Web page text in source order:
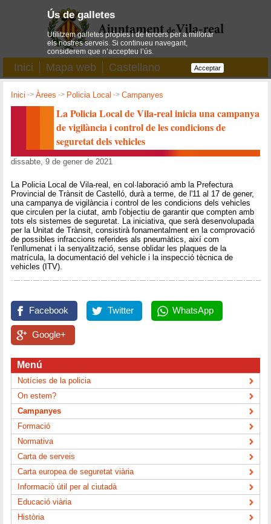
Inici Mapa web Castellano
Inici ->Àrees -> Policia Local ->Campanyes
La Policia Local de Vila-real inicia una campanya
de vigilància i control de les condicions de
seguretat dels vehicles
dissabte, 9 de gener de 2021
La Policia Local de Vila-real, en col·laboració amb la Prefectura
Provincial de Trànsit de Castelló, durà a terme, de l'11 al 17 de gener,
una campanya de vigilància i control de les condicions dels vehicles
que circulen per la ciutat, amb l'objectiu de garantir que compten amb
tots els sistemes de seguretat. La iniciativa, que serà desenvolupada
per la Unitat de Trànsit, consistirà fonamentalment en la comprovació
de possibles infraccions referides als pneumàtics, així com
l'enllumenat i la senyalització, sense oblidar les plaques de la
matrícula, la documentació del vehicle i la inspecció tècnica de
vehicles (ITV).
Facebook Twitter WhatsApp
Google+
Menú
Notícies de la policia
On estem?
Campanyes
Formació
Normativa
Carta de serveis
Carta europea de seguretat viària
Informació útil per al ciutadà
Educació viària
Història
Ús de galletes
Utilitzem galletes pròpies i de tercers per a millorar
els nostres serveis. Si continueu navegant,
considerem que n’accepteu l’ús.
Acceptar